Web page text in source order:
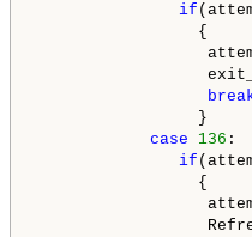
if
{
attempt
}
case
136 :
if
{